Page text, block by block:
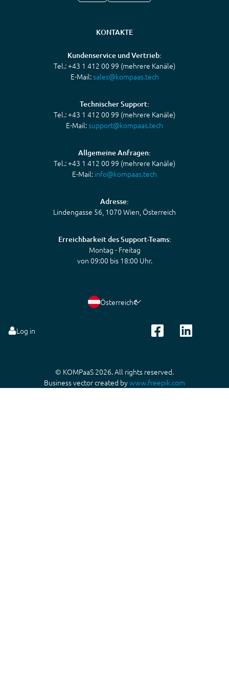
KONTAKTE
Kundenservice und Vertrieb:
Tel.: +43 1 412 00 99 (mehrere Kanäle)
E-Mail:sales@kompaas.tech
Technischer Support:
Tel.: +43 1 412 00 99 (mehrere Kanäle)
E-Mail:support@kompaas.tech
Allgemeine Anfragen:
Tel.: +43 1 412 00 99 (mehrere Kanäle)
E-Mail: info@kompaas.tech
Adresse:
Lindengasse 56, 1070 Wien, Österreich
Erreichbarkeit des Support-Teams:
Montag - Freitag
von 09:00 bis 18:00 Uhr.
Österreich€
Log in
© KOMPaaS 2026. All rights reserved.
Business vector created bywww.freepik.com